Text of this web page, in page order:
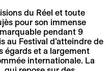
du Réel et toute
pour son immense
pendant 9
au Festival d’atteindre de
égards et a largement
internationale. La